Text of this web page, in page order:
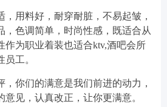
，用料好，耐穿耐脏，不易起皱，
，色调简单，时尚性感，既适合从
作为职业着装也适合ktv,酒吧会所
工。
，你们的满意是我们前进的动力，
见，认真改正，让你更满意。